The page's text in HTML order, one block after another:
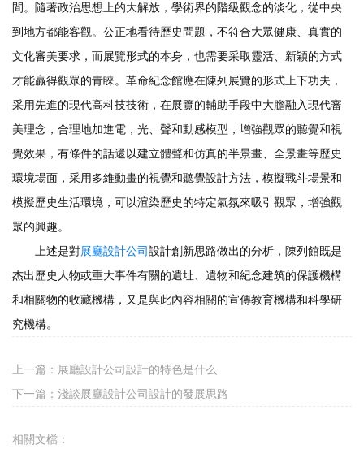
間。隨著政治思想上的大解放，學術界的階級觀念的淡化，從中央
到地方都能客觀。公正地看待歷史問題，不符合大眾健康、真實的
文化審美要求，而展覽形式的本身，也需要采取靈活、新穎的方式
才能贏得觀眾的青睞。革命紀念館應在陳列展覽的形式上下功夫，
采用先進的現代高科技技術，在展覽的輔助手段中大膽融入現代審
美理念，合理地加進電，光、聲和動感模型，增強觀眾的聽覺和視
覺效果，有條件的話還以建立體聲和仿真的半景畫、全景畫等歷史
環境場面，采用多維動畫的視覺和聽覺設計方法，模擬戰斗場景和
模擬歷史生活環境，可以渲染歷史的特定氣氛來吸引觀眾，增強觀
眾的興趣。
上述是對展廳設計公司設計創新思路做出的分析，陳列館既是
杰出歷史人物或重大事件有關的遺址、遺物和紀念建筑的保護機構
和相關物的收藏機構，又是與此內容相關的宣傳教育機構和科學研
究機構。
上一篇： 展廳設計公司設計的特色是什么
下一篇： 淺談展廳設計公司設計的發展思路
相關文檔：